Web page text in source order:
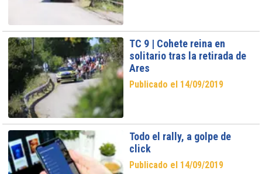
TC 9 | Cohete reina en
solitario tras la retirada de
Ares
Publicado el 14/09/2019
Todo el rally, a golpe de
click
Publicado el 14/09/2019